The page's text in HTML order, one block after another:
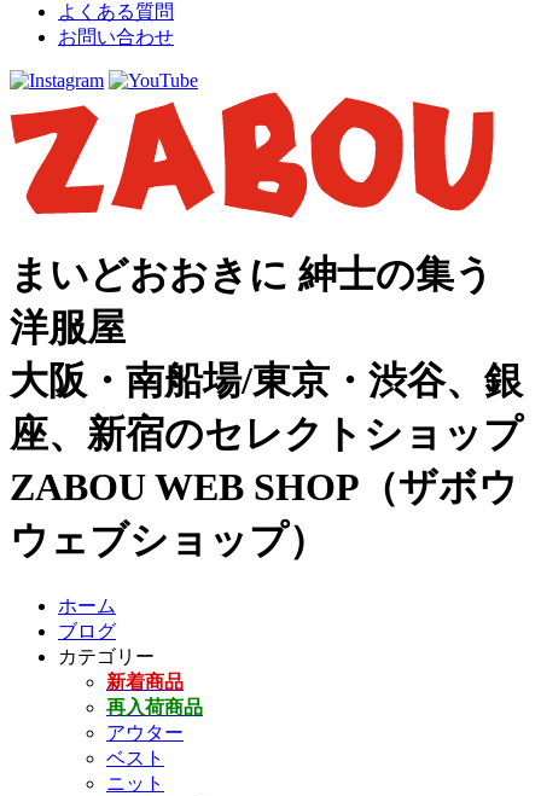
よくある質問
お問い合わせ
まいどおおきに 紳士の集う
洋服屋
大阪・南船場/東京・渋谷、銀
座、新宿のセレクトショップ
ZABOU WEB SHOP（ザボウ
ウェブショップ）
ホーム
ブログ
カテゴリー
新着商品
再入荷商品
アウター
ベスト
ニット